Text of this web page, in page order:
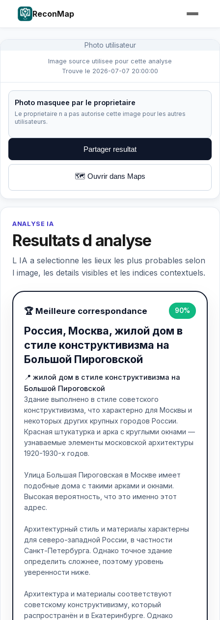
ReconMap
Photo utilisateur
Image source utilisee pour cette analyse
Trouve le 2026-07-07 20:00:00
Photo masquee par le proprietaire
Le proprietaire n a pas autorise cette image pour les autres
utilisateurs.
Partager resultat
🗺️ Ouvrir dans Maps
ANALYSE IA
Resultats d analyse
L IA a selectionne les lieux les plus probables selon
l image, les details visibles et les indices contextuels.
🏆 Meilleure correspondance 90%
Россия, Москва, жилой дом в
стиле конструктивизма на
Большой Пироговской
📍 жилой дом в стиле конструктивизма на
Большой Пироговской
Здание выполнено в стиле советского
конструктивизма, что характерно для Москвы и
некоторых других крупных городов России.
Красная штукатурка и арка с круглыми окнами —
узнаваемые элементы московской архитектуры
1920-1930-х годов.
Улица Большая Пироговская в Москве имеет
подобные дома с такими арками и окнами.
Высокая вероятность, что это именно этот
адрес.
Архитектурный стиль и материалы характерны
для северо-западной России, в частности
Санкт-Петербурга. Однако точное здание
определить сложнее, поэтому уровень
уверенности ниже.
Архитектура и материалы соответствуют
советскому конструктивизму, который
распространён и в Екатеринбурге. Однако